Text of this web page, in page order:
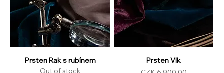
Prsten Rak s rubínem
Out of stock
Prsten Vlk